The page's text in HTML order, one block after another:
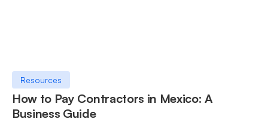
Resources
How to Pay Contractors in Mexico: A
Business Guide